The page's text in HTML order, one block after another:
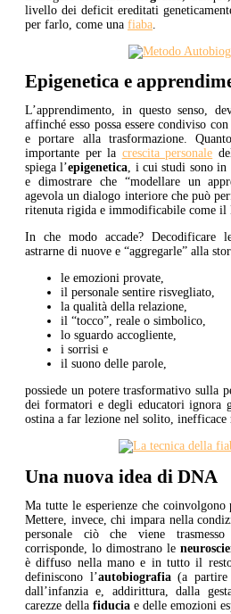
livello dei deficit ereditati
per farlo, come una fiaba
Epigenetica e
L’apprendimento, in questo senso,
affinché esso possa essere condiviso
e portare alla trasformazione.
importante per la crescita personale
spiega l’epigenetica, i cui studi sono in
e dimostrare che “modellare un
agevola un dialogo interiore che può
ritenuta rigida e immodificabile come il
In che modo accade? Decodificare
astrarne di nuove e “aggregarle” alla
le emozioni provate,
il personale sentire risvegliato,
la qualità della relazione,
il “tocco”, reale o simbolico,
lo sguardo accogliente,
i sorrisi e
il suono delle parole,
possiede un potere trasformativo sulla
dei formatori e degli educatori ignora
ostina a far lezione nel solito,
Una nuova idea di DNA
Ma tutte le esperienze che
Mettere, invece, chi impara nella
personale ciò che viene trasmesso
corrisponde, lo dimostrano le
è diffuso nella mano e in tutto il
definiscono l’autobiografia(a partire
dall’infanzia e, addirittura, dalla
carezze della fiducia e delle emozioni